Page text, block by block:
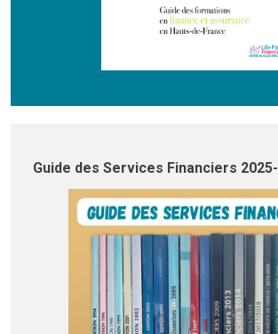
Guide des Services Financiers